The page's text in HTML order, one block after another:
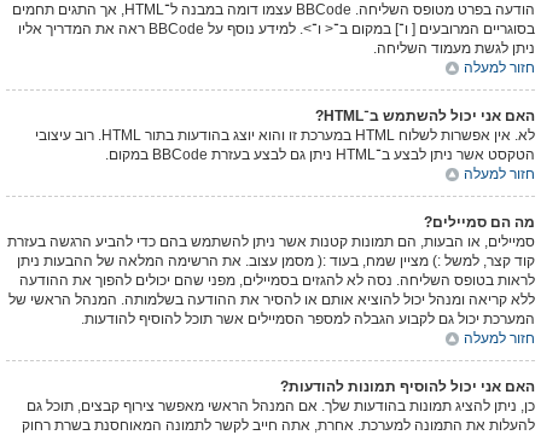
הודעה בפרט מטופס השליחה. BBCode עצמו דומה במבנה ל־HTML, אך התגים תחמים
בסוגריים המרובעים [ ו־] במקום ב־< ו־>. למידע נוסף על BBCode ראה את המדריך אליו
ניתן לגשת מעמוד השליחה.
חזור למעלה
האם אני יכול להשתמש ב־HTML?
לא. אין אפשרות לשלוח HTML במערכת זו והוא יוצג בהודעות בתור HTML. רוב עיצובי
הטקסט אשר ניתן לבצע ב־HTML ניתן גם לבצע בעזרת BBCode במקום.
חזור למעלה
מה הם סמיילים?
סמיילים, או הבעות, הם תמונות קטנות אשר ניתן להשתמש בהם כדי להביע הרגשה בעזרת
קוד קצר, למשל :) מציין שמח, בעוד :( מסמן עצוב. את הרשימה המלאה של ההבעות ניתן
לראות בטופס השליחה. נסה לא להגזים בסמיילים, מפני שהם יכולים להפוך את ההודעה
ללא קריאה ומנהל יכול להוציא אותם או להסיר את ההודעה בשלמותה. המנהל הראשי של
המערכת יכול גם לקבוע הגבלה למספר הסמיילים אשר תוכל להוסיף להודעות.
חזור למעלה
האם אני יכול להוסיף תמונות להודעות?
כן, ניתן להציג תמונות בהודעות שלך. אם המנהל הראשי מאפשר צירוף קבצים, תוכל גם
להעלות את התמונה למערכת. אחרת, אתה חייב לקשר לתמונה המאוחסנת בשרת רחוק